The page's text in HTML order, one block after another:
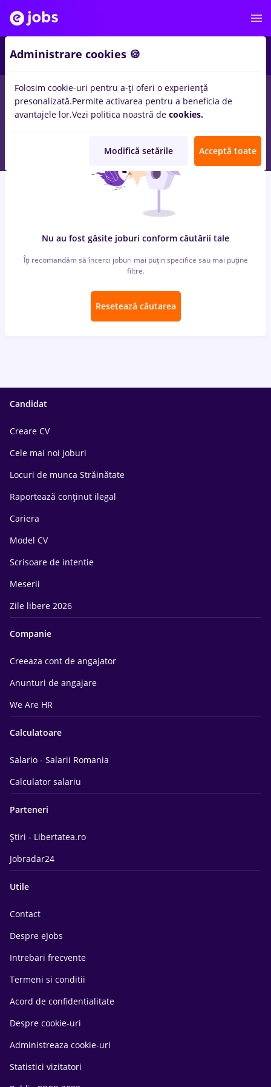
locuri de muncadm, Part timeinStrainatatepentru
Fara experientainConstructii / Instalatii, Medicina / Sanatate
Nu au fost găsite joburi conform căutării tale
Îți recomandăm să încerci joburi mai puțin specifice sau mai puține
filtre.
Resetează căutarea
Candidat
Creare CV
Cele mai noi joburi
Locuri de munca Străinătate
Raportează conținut ilegal
Cariera
Model CV
Scrisoare de intentie
Meserii
Zile libere 2026
Companie
Creeaza cont de angajator
Anunturi de angajare
We Are HR
Calculatoare
Salario - Salarii Romania
Calculator salariu
Parteneri
Știri - Libertatea.ro
Jobradar24
Utile
Contact
Despre eJobs
Intrebari frecvente
Termeni si conditii
Acord de confidentialitate
Despre cookie-uri
Administreaza cookie-uri
Statistici vizitatori
Administrare cookies 🍪
Folosim cookie-uri pentru a-ți oferi o experiență
presonalizată.Permite activarea pentru a beneficia de
avantajele lor.Vezi politica noastră de cookies.
Modifică setările Acceptă toate